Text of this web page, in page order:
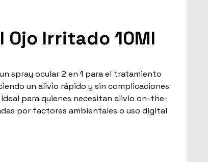
Ojo Irritado 10Ml
spray ocular 2 en 1 para el tratamiento
un alivio rápido y sin complicaciones
para quienes necesitan alivio on-the-
por factores ambientales o uso digital